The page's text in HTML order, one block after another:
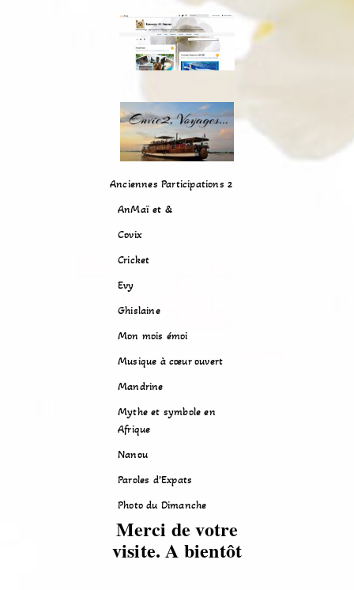
Anciennes Participations 2
AnMaï et &
Covix
Cricket
Evy
Ghislaine
Mon mois émoi
Musique à cœur ouvert
Mandrine
Mythe et symbole en
Afrique
Nanou
Paroles d’Expats
Photo du Dimanche
Merci de votre
visite. A bientôt